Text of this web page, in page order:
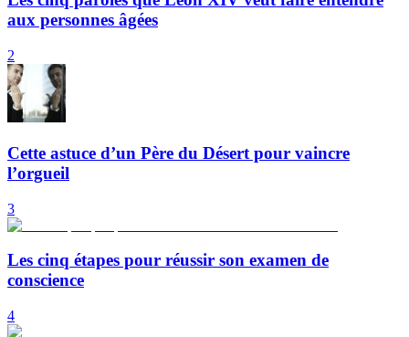
aux personnes âgées
2
Cette astuce d’un Père du Désert pour vaincre
l’orgueil
3
Les cinq étapes pour réussir son examen de
conscience
4